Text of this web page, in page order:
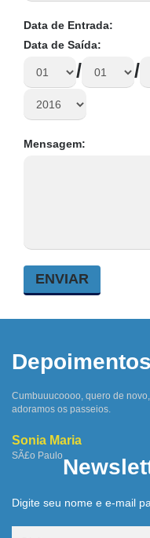
Data de Entrada:
Data de Saída:
/ /
Mensagem:
Depoimentos
Cumbuuucoooo, quero de
adoramos os passeios.
Sonia Maria
SÃ£o Paulo
Digite seu nome e e-mail